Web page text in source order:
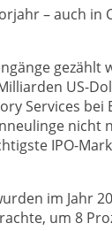
– auch
US-
Services
IPO-
im Jahr
um 8